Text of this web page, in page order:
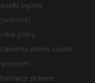
ogólne
policy
plików cookie
prawne